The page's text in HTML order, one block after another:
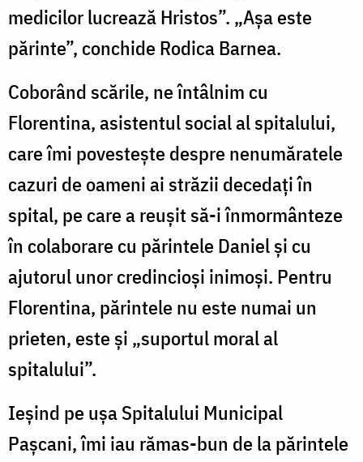
medicilor lucrează Hristos”. „Aşa este
părinte”, conchide Rodica Barnea.
Coborând scările, ne întâlnim cu
Florentina, asistentul social al spitalului,
care îmi povesteşte despre nenumăratele
cazuri de oameni ai străzii decedaţi în
spital, pe care a reuşit să-i înmormânteze
în colaborare cu părintele Daniel şi cu
ajutorul unor credincioşi inimoşi. Pentru
Florentina, părintele nu este numai un
prieten, este şi „suportul moral al
spitalului”.
Ieşind pe uşa Spitalului Municipal
Paşcani, îmi iau rămas-bun de la părintele